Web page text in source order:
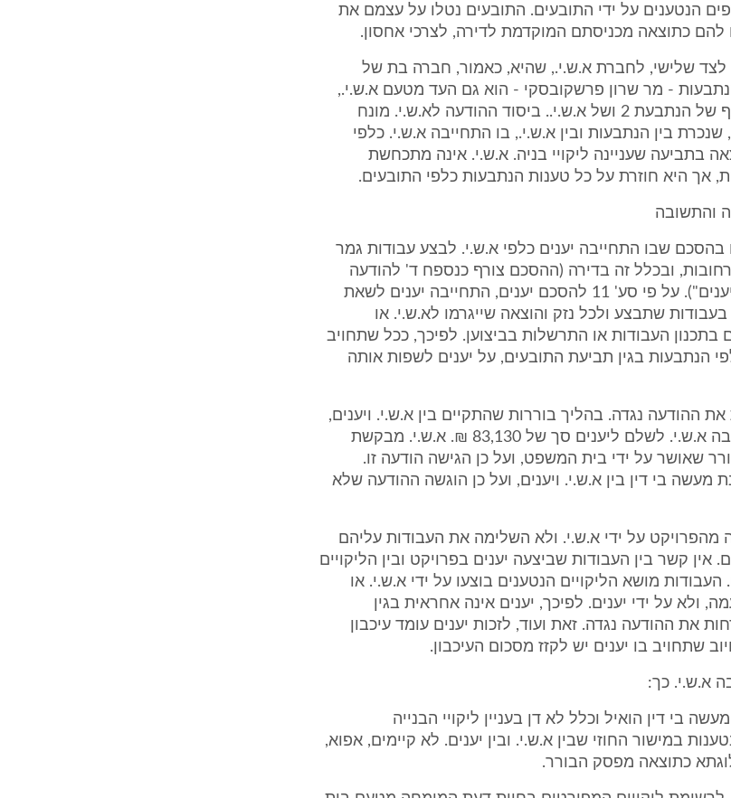
הנטענים על ידי התובעים. התובעים נטלו על עצמם את
להם כתוצאה מכניסתם המוקדמת לדירה, לצרכי אחסון.
לצד שלישי, לחברת א.ש.י., שהיא, כאמור, חברה בת של
הנתבעות - מר שרון פרשקובסקי - הוא גם העד מטעם א.ש.י.,
והוא משמש מנכ"ל משותף של הנתבעת 2 ושל א.ש.י.. ביסוד ההודעה לא.ש.י. מונח
הסכם מיום 11/11/2007, שנכרת בין הנתבעות ובין א.ש.י., בו התחייבה א.ש.י. כלפי
בתביעה שעניינה ליקויי בניה. א.ש.י. אינה מתכחשת
אך היא חוזרת על כל טענות הנתבעות כלפי התובעים.
והתשובה
בהסכם שבו התחייבה יענים כלפי א.ש.י. לבצע עבודות גמר
ובכלל זה בדירה (ההסכם צורף כנספח ד' להודעה
לצד רביעי, להלן "הסכם יענים"). על פי סע' 11 להסכם יענים, התחייבה יענים לשאת
שתבצע ולכל נזק והוצאה שייגרמו לא.ש.י. או
בתכנון העבודות או התרשלות בביצוען. לפיכך, ככל שתחויב
הנתבעות בגין תביעת התובעים, על יענים לשפות אותה
את ההודעה נגדה. בהליך בוררות שהתקיים בין א.ש.י. ויענים,
בפני הבורר דן אורמן, חויבה א.ש.י. לשלם ליענים סך של 83,130 ₪. א.ש.י. מבקשת
שאושר על ידי בית המשפט, ועל כן הגישה הודעה זו.
מעשה בי דין בין א.ש.י. ויענים, ועל כן הוגשה ההודעה שלא
מהפרויקט על ידי א.ש.י. ולא השלימה את העבודות עליהם
אין קשר בין העבודות שביצעה יענים בפרויקט ובין הליקויים
העבודות מושא הליקויים הנטענים בוצעו על ידי א.ש.י. או
ולא על ידי יענים. לפיכך, יענים אינה אחראית בגין
את ההודעה נגדה. זאת ועוד, לזכות יענים עומד עיכבון
שתחויב בו יענים יש לקזז מסכום העיכבון.
בי דין הואיל וכלל לא דן בעניין ליקויי הבנייה
במישור החוזי שבין א.ש.י. ובין יענים. לא קיימים, אפוא,
כתוצאה מפסק הבורר.